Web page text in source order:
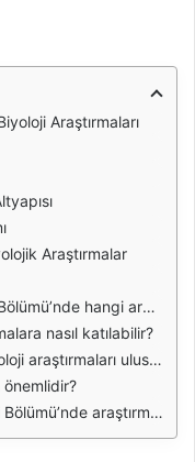
Araştırmaları
Araştırmalar
alanları bulunmaktadır?
nasıl katılabilir?
düzeyde nasıl bir etki yaratmaktadır?
önemlidir?
altyapısı nasıldır?